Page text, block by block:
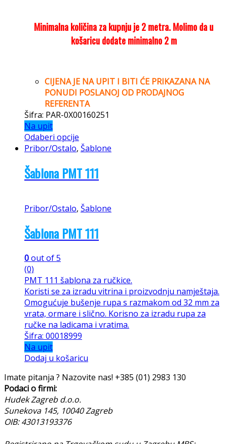
Minimalna količina za kupnju je 2 metra. Molimo da u
košaricu dodate minimalno 2 m
CIJENA JE NA UPIT I BITI ĆE PRIKAZANA NA
PONUDI POSLANOJ OD PRODAJNOG
REFERENTA
Šifra: PAR-0X00160251
Na upit
Odaberi opcije
Pribor/Ostalo, Šablone
Šablona PMT 111
Pribor/Ostalo, Šablone
Šablona PMT 111
0out of 5
(0)
PMT 111 šablona za ručkice.
Koristi se za izradu vitrina i proizvodnju namještaja.
Omogućuje bušenje rupa s razmakom od 32 mm za
vrata, ormare i slično. Korisno za izradu rupa za
ručke na ladicama i vratima.
Šifra: 00018999
Na upit
Dodaj u košaricu
Imate pitanja ? Nazovite nas! +385 (01) 2983 130
Podaci o firmi:
Hudek Zagreb d.o.o.
Sunekova 145, 10040 Zagreb
OIB: 43013193376